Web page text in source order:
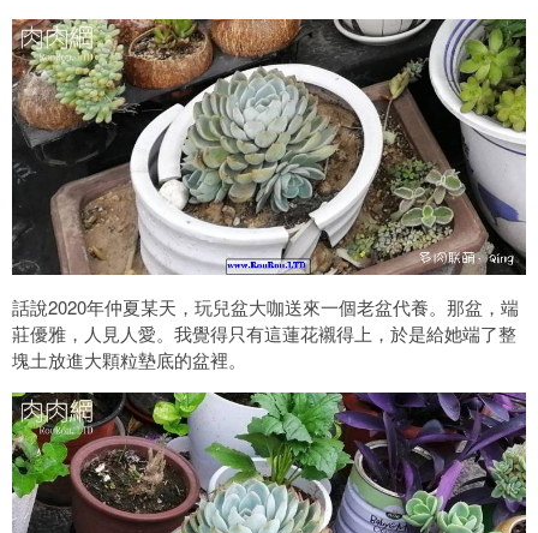
話說2020年仲夏某天，玩兒盆大咖送來一個老盆代養。那盆，端
莊優雅，人見人愛。我覺得只有這蓮花襯得上，於是給她端了整
塊土放進大顆粒墊底的盆裡。